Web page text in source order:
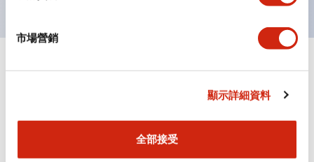
市場營銷
顯示詳細資料
全部接受